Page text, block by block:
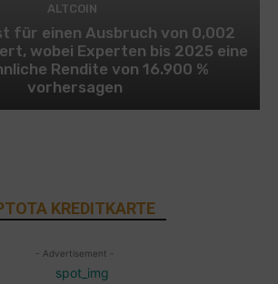
ALTCOIN
für einen Ausbruch von 0,002
wobei Experten bis 2025 eine
Rendite von 16.900 %
vorhersagen
KREDITKARTE
- Advertisement -